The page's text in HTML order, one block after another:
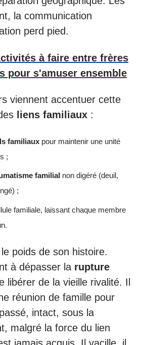
la communication
perd pied.
à faire entre frères
pour s'amuser ensemble
viennent accentuer cette
liens familiaux :
familiaux pour maintenir une unité
;
familial non digéré (deuil,
;
familiale, laissant chaque membre
poids de son histoire.
à dépasser la rupture
libérer de la vieille rivalité. Il
réunion de famille pour
intact, sous la
malgré la force du lien